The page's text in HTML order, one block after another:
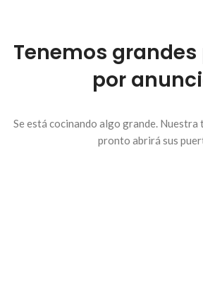
Tenemos
por
Se está cocinando algo grande. Nuestra
pronto abrirá sus